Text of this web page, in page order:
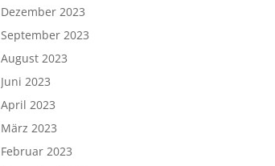
Dezember 2023
September 2023
August 2023
Juni 2023
April 2023
März 2023
Februar 2023